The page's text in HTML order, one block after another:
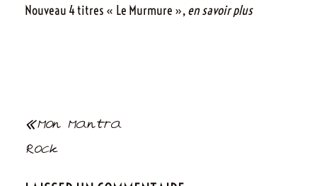
Nouveau 4 titres « Le Murmure »,en savoir plus
Navigation
de
Mon Mantra
Rock